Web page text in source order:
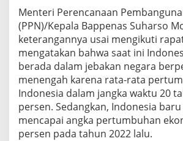
Menteri Perencanaan
(PPN)/Kepala Bappenas Suharso
keterangannya usai mengikuti
mengatakan bahwa saat ini
berada dalam jebakan negara
menengah karena rata-rata
Indonesia dalam jangka waktu 20
persen. Sedangkan, Indonesia
mencapai angka pertumbuhan
persen pada tahun 2022 lalu.